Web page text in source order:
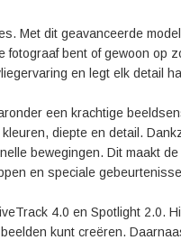
Met dit geavanceerde
bent of gewoon op
en legt elk detail
een krachtige
diepte en detail.
bewegingen. Dit maakt de
en speciale
4.0 en Spotlight 2.0.
kunt creëren.